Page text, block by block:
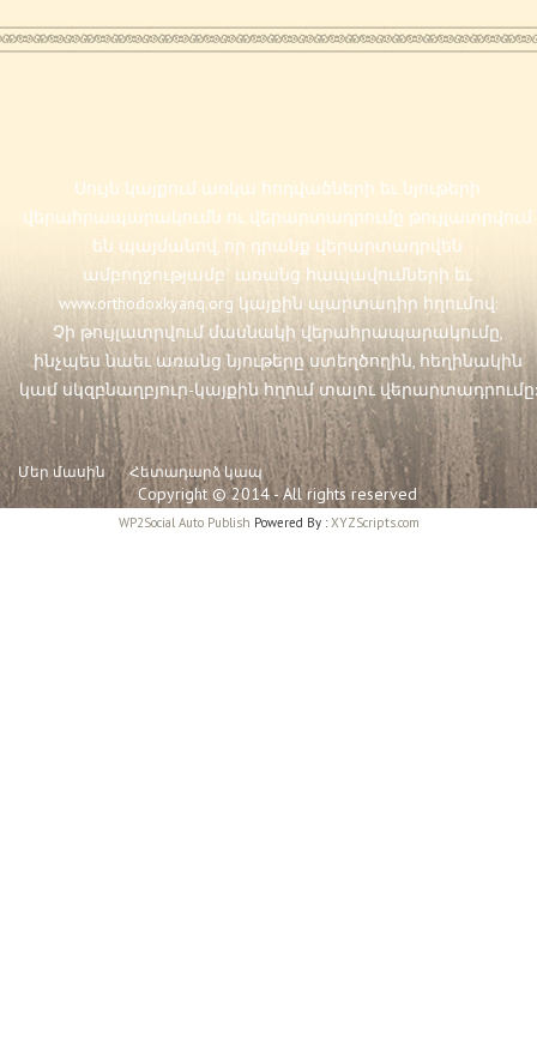
Սույն կայքում առկա հոդվածների եւ նյութերի
վերահրապարակումն ու վերարտադրումը թույլատրվում
են պայմանով, որ դրանք վերարտադրվեն
ամբողջությամբ` առանց հապավումների եւ
www.orthodoxkyanq.org կայքին պարտադիր հղումով:
Չի թույլատրվում մասնակի վերահրապարակումը,
ինչպես նաեւ առանց նյութերը ստեղծողին, հեղինակին
կամ սկզբնաղբյուր-կայքին հղում տալու վերարտադրումը:
Մեր մասին Հետադարձ կապ
Copyright © 2014 - All rights reserved
WP2Social Auto Publish Powered By :XYZScripts.com